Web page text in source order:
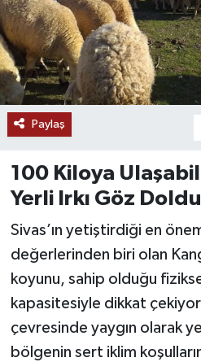
Paylaş
100 Kiloya
Yerli Irkı Göz
Sivas’ın yetiştirdiği en
değerlerinden biri olan
koyunu, sahip olduğu
kapasitesiyle dikkat
çevresinde yaygın olarak
bölgenin sert iklim
SPONSORLU YAZI
SPOR
TEKNOLOJİ